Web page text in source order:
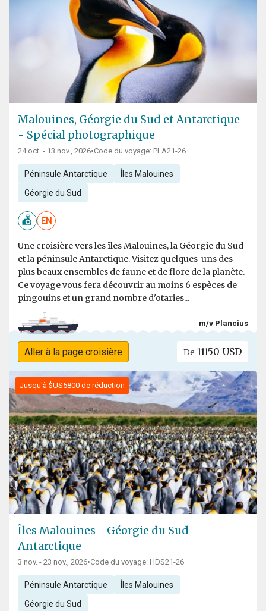
Malouines, Géorgie du Sud et Antarctique
- Spécial photographique
24 oct. - 13 nov., 2026•Code du voyage: PLA21-26
Péninsule Antarctique Îles Malouines
Géorgie du Sud
EN
Une croisière vers les îles Malouines, la Géorgie du Sud
et la péninsule Antarctique. Visitez quelques-uns des
plus beaux ensembles de faune et de flore de la planète.
Ce voyage vous fera découvrir au moins 6 espèces de
pingouins et un grand nombre d'otaries...
m/v Plancius
Aller à la page croisière De 11150 USD
Jusqu'à $US5800 de réduction
Îles Malouines - Géorgie du Sud -
Antarctique
3 nov. - 23 nov., 2026•Code du voyage: HDS21-26
Péninsule Antarctique Îles Malouines
Géorgie du Sud